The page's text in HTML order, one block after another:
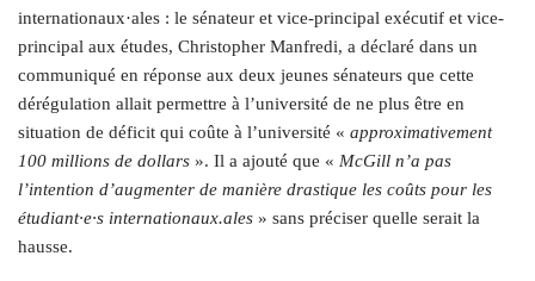
internationaux·ales : le sénateur et vice-principal exécutif et vice-
principal aux études, Christopher Manfredi, a déclaré dans un
communiqué en réponse aux deux jeunes sénateurs que cette
dérégulation allait permettre à l’université de ne plus être en
situation de déficit qui coûte à l’université « approximativement
100 millions de dollars ». Il a ajouté que « McGill n’a pas
l’intention d’augmenter de manière drastique les coûts pour les
étudiant·e·s internationaux.ales » sans préciser quelle serait la
hausse.